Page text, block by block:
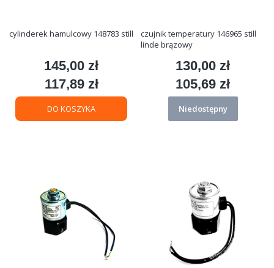
cylinderek hamulcowy 148783 still
Cena
145,00 zł
Cena
117,89 zł
DO KOSZYKA
czujnik temperatury 146965 still
linde brązowy
Cena
130,00 zł
Cena
105,69 zł
Niedostępny